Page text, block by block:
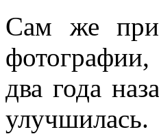
Сам же
два года
улучшилась.